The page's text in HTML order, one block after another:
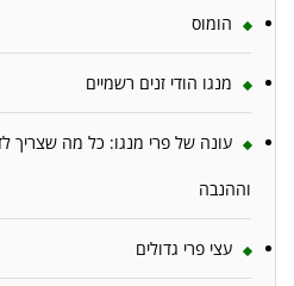
הומוס
מנגו הודי זנים רשמיים
עונה של פרי מנגו: כל מה
וההנבה
עצי פרי גדולים